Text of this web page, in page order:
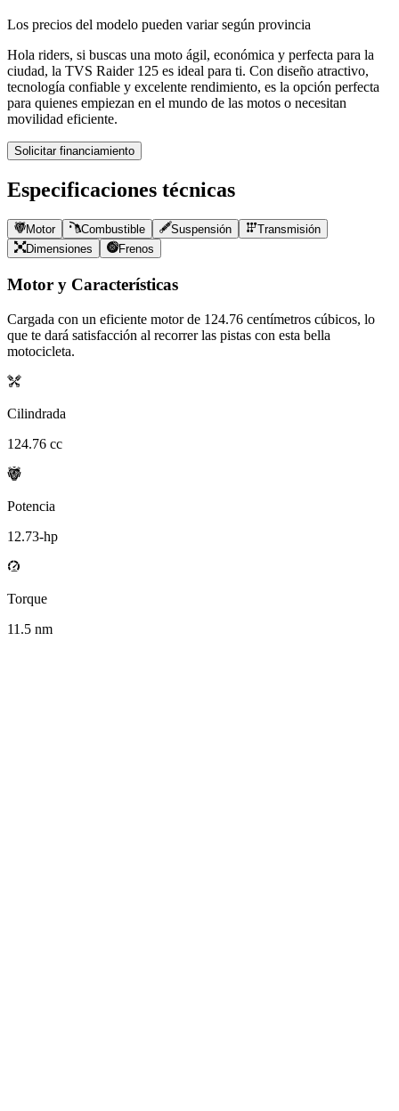
Los precios del modelo pueden variar según provincia
Hola riders, si buscas una moto ágil, económica y perfecta para la
ciudad, la TVS Raider 125 es ideal para ti. Con diseño atractivo,
tecnología confiable y excelente rendimiento, es la opción perfecta
para quienes empiezan en el mundo de las motos o necesitan
movilidad eficiente.
Solicitar financiamiento
Especificaciones técnicas
Motor Combustible Suspensión
Transmisión
Dimensiones
Frenos
Motor y Características
Cargada con un eficiente motor de 124.76 centímetros cúbicos, lo
que te dará satisfacción al recorrer las pistas con esta bella
motocicleta.
Cilindrada
124.76 cc
Potencia
12.73-hp
Torque
11.5 nm